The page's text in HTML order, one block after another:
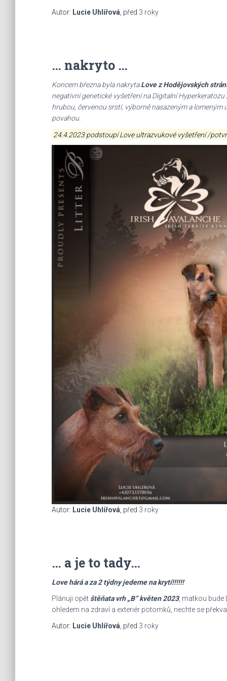
Autor: Lucie Uhlířová, před 3 roky
… nakryto …
Koncem března byla nakrytaLove z Hodějovských
negativní genetické vyšetření na Digitalní
hrubou, červenou srstí, výborně nasazeným a
povahou.
24.4.2023 podstoupí Love ultrazvukové vyšetření /
Autor: Lucie Uhlířová , před 3 roky
… a je to tady…
Love hárá a za 2 týdny jedeme na krytí!!!!!!
Plánuji opět štěňata vrh „B“ květen 2023, matkou bude
ohledem na zdraví a exteriér potomků, nechte se
Autor: Lucie Uhlířová , před 3 roky